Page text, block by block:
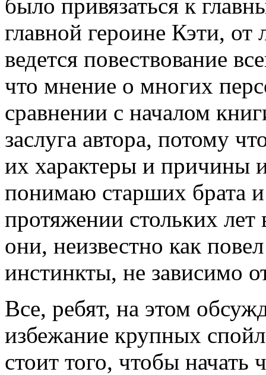
было привязаться к
главной героине Кэти, от
ведется повествование
что мнение о многих
сравнении с началом
заслуга автора, потому
их характеры и причины
понимаю старших брата и
протяжении стольких
они, неизвестно как
инстинкты, не зависимо
Все, ребят, на этом
избежание крупных
стоит того, чтобы начать